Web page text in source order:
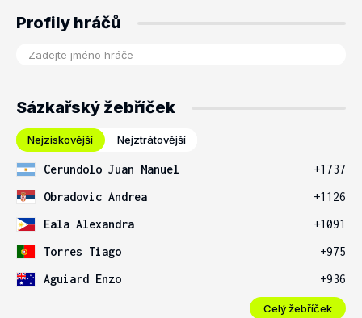
Profily hráčů
Sázkařský žebříček
Nejziskovější Nejztrátovější
Cerundolo Juan Manuel
+1737
Obradovic Andrea
+1126
Eala Alexandra
+1091
Torres Tiago
+975
Aguiard Enzo
+936
Celý žebříček